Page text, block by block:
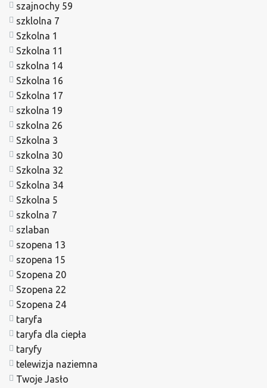
szajnochy 59
szklolna 7
Szkolna 1
Szkolna 11
szkolna 14
Szkolna 16
Szkolna 17
szkolna 19
szkolna 26
Szkolna 3
szkolna 30
Szkolna 32
Szkolna 34
Szkolna 5
szkolna 7
szlaban
szopena 13
szopena 15
Szopena 20
Szopena 22
Szopena 24
taryfa
taryfa dla ciepła
taryfy
telewizja naziemna
Twoje Jasło